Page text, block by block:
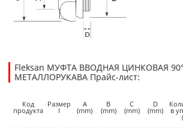
Fleksan МУФТА ВВОДНАЯ ЦИНКОВАЯ
МЕТАЛЛОРУКАВА Прайс-лист:
Код
продукта
Размер
I
A
(mm)
B
(mm)
C
(mm)
D
(mm) в